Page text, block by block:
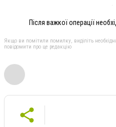
Після важкої операції
Якщо ви помітили помилку, виділіть
повідомити про це редакцію